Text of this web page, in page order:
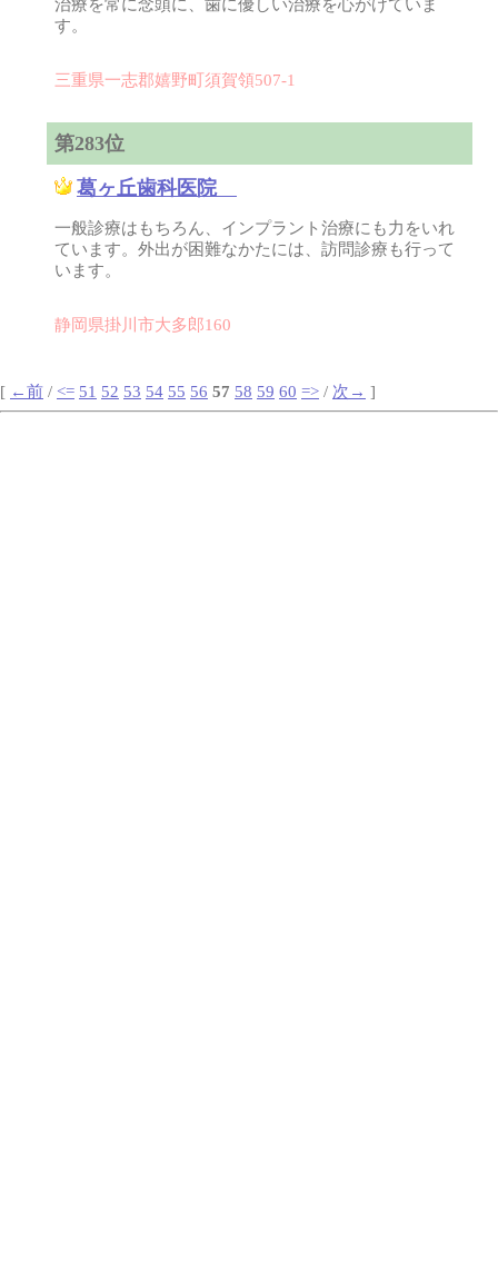
治療を常に念頭に、歯に優しい治療を心がけていま
す。
三重県一志郡嬉野町須賀領507-1
第283位
葛ヶ丘歯科医院
一般診療はもちろん、インプラント治療にも力をいれ
ています。外出が困難なかたには、訪問診療も行って
います。
静岡県掛川市大多郎160
[ ←前 / <= 51 52 53 54 55 56 57 58 59 60 => / 次→ ]